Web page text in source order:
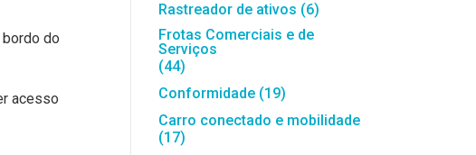
do
acesso
Rastreador de ativos (6)
Frotas Comerciais e de
Serviços
(44)
Conformidade (19)
Carro conectado e mobilidade
(17)